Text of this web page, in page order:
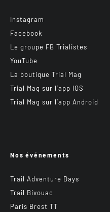
Instagram
Facebook
Le groupe FB Trialistes
YouTube
La boutique Trial Mag
Trial Mag sur l’app IOS
Trial Mag sur l’app Android
Nos événements
Trail Adventure Days
Trail Bivouac
Paris Brest TT